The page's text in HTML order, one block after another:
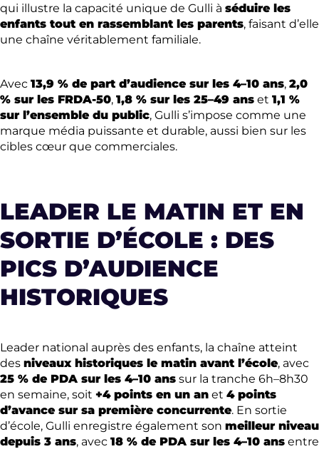
qui illustre la capacité unique de Gulli à séduire les
enfants tout en rassemblant les parents, faisant d’elle
une chaîne véritablement familiale.
Avec 13,9 % de part d’audience sur les 4–10 ans, 2,0
% sur les FRDA-50, 1,8 % sur les 25–49 ans et 1,1 %
sur l’ensemble du public, Gulli s’impose comme une
marque média puissante et durable, aussi bien sur les
cibles cœur que commerciales.
LEADER LE MATIN ET EN
SORTIE D’ÉCOLE : DES
PICS D’AUDIENCE
HISTORIQUES
Leader national auprès des enfants, la chaîne atteint
des niveaux historiques le matin avant l’école, avec
25 % de PDA sur les 4–10 ans sur la tranche 6h–8h30
en semaine, soit +4 points en un an et 4 points
d’avance sur sa première concurrente. En sortie
d’école, Gulli enregistre également son meilleur niveau
depuis 3 ans, avec 18 % de PDA sur les 4–10 ans entre